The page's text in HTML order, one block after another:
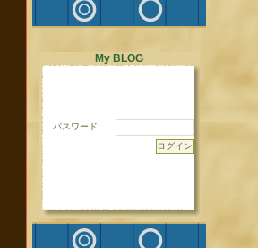
My BLOG
パスワード: